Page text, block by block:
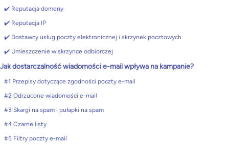
✔️ Reputacja domeny
✔️ Reputacja IP
✔️ Dostawcy usług poczty elektronicznej i skrzynek pocztowych
✔️ Umieszczenie w skrzynce odbiorczej
Jak dostarczalność wiadomości e-mail wpływa na kampanie?
#1 Przepisy dotyczące zgodności poczty e-mail
#2 Odrzucone wiadomości e-mail
#3 Skargi na spam i pułapki na spam
#4 Czarne listy
#5 Filtry poczty e-mail